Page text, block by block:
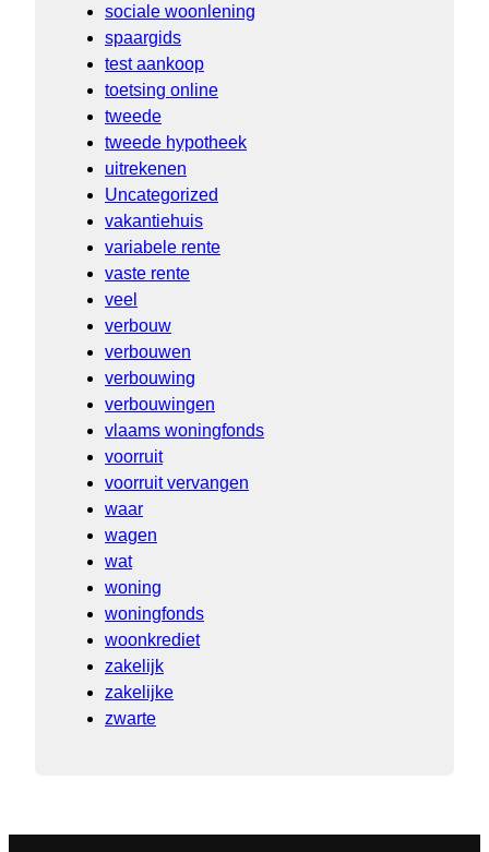
sociale woonlening
spaargids
test aankoop
toetsing online
tweede
tweede hypotheek
uitrekenen
Uncategorized
vakantiehuis
variabele rente
vaste rente
veel
verbouw
verbouwen
verbouwing
verbouwingen
vlaams woningfonds
voorruit
voorruit vervangen
waar
wagen
wat
woning
woningfonds
woonkrediet
zakelijk
zakelijke
zwarte